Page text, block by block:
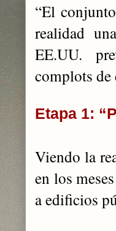
“El
realidad
EE.UU.
complots
Etapa 1:
Viendo la
en los
a edificios